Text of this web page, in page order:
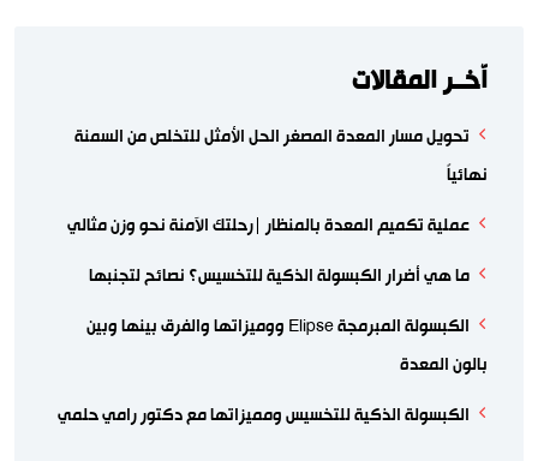
اّخــر المقالات
تحويل مسار المعدة المصغر الحل الأمثل للتخلص من السمنة
نهائياً
عملية تكميم المعدة بالمنظار |رحلتك الآمنة نحو وزن مثالي
ما هي أضرار الكبسولة الذكية للتخسيس؟ نصائح لتجنبها
الكبسولة المبرمجة Elipse ووميزاتها والفرق بينها وبين
بالون المعدة
الكبسولة الذكية للتخسيس ومميزاتها مع دكتور رامي حلمي